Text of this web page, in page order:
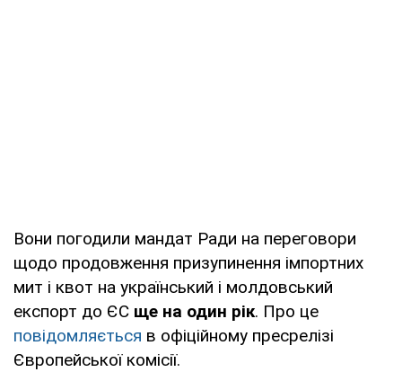
Вони погодили мандат Ради на переговори
щодо продовження призупинення імпортних
мит і квот на український і молдовський
експорт до ЄС ще на один рік. Про це
повідомляється в офіційному пресрелізі
Європейської комісії.